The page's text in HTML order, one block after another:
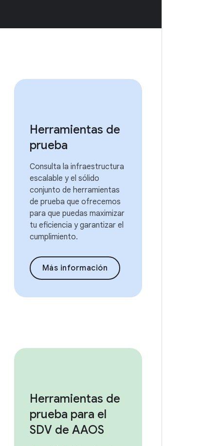
Herramientas de
prueba
Consulta la infraestructura
escalable y el sólido
conjunto de herramientas
de prueba que ofrecemos
para que puedas maximizar
tu eficiencia y garantizar el
cumplimiento.
Más información
Herramientas de
prueba para el
SDV de AAOS